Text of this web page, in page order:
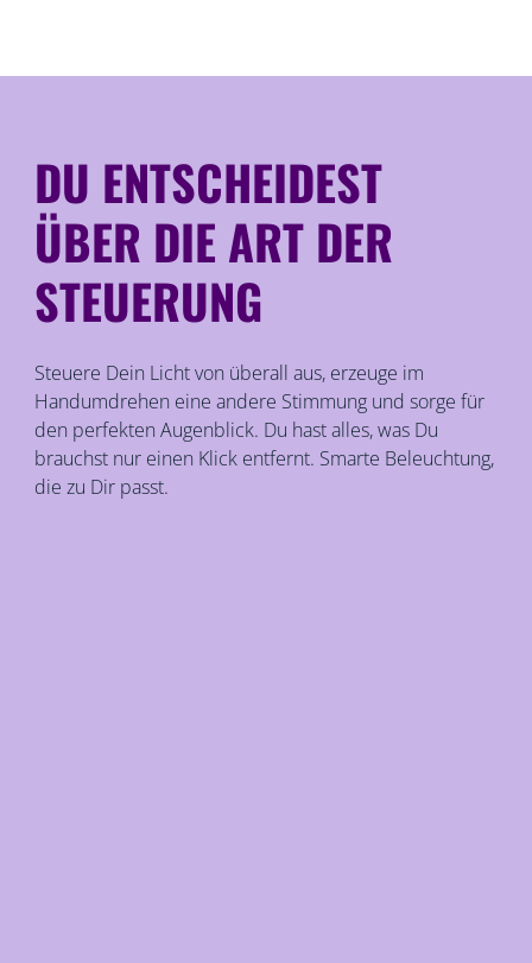
DU ENTSCHEIDEST
ÜBER DIE ART DER
STEUERUNG
Steuere Dein Licht von überall aus, erzeuge im
Handumdrehen eine andere Stimmung und sorge für
den perfekten Augenblick. Du hast alles, was Du
brauchst nur einen Klick entfernt. Smarte Beleuchtung,
die zu Dir passt.